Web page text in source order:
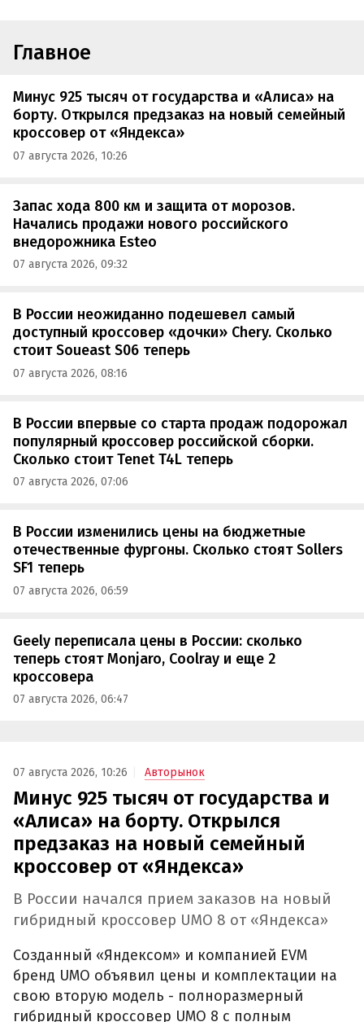
Главное
Минус 925 тысяч от государства и «Алиса» на
борту. Открылся предзаказ на новый семейный
кроссовер от «Яндекса»
07 августа 2026, 10:26
Запас хода 800 км и защита от морозов.
Начались продажи нового российского
внедорожника Esteo
07 августа 2026, 09:32
В России неожиданно подешевел самый
доступный кроссовер «дочки» Chery. Сколько
стоит Soueast S06 теперь
07 августа 2026, 08:16
В России впервые со старта продаж подорожал
популярный кроссовер российской сборки.
Сколько стоит Tenet T4L теперь
07 августа 2026, 07:06
В России изменились цены на бюджетные
отечественные фургоны. Сколько стоят Sollers
SF1 теперь
07 августа 2026, 06:59
Geely переписала цены в России: сколько
теперь стоят Monjaro, Coolray и еще 2
кроссовера
07 августа 2026, 06:47
07 августа 2026, 10:26 Авторынок
Минус 925 тысяч от государства и
«Алиса» на борту. Открылся
предзаказ на новый семейный
кроссовер от «Яндекса»
В России начался прием заказов на новый
гибридный кроссовер UMO 8 от «Яндекса»
Созданный «Яндексом» и компанией EVM
бренд UMO объявил цены и комплектации на
свою вторую модель - полноразмерный
гибридный кроссовер UMO 8 с полным